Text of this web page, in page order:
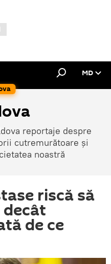
MD
reportaje despre
cutremurătoare și
noastră
riscă să
de ce